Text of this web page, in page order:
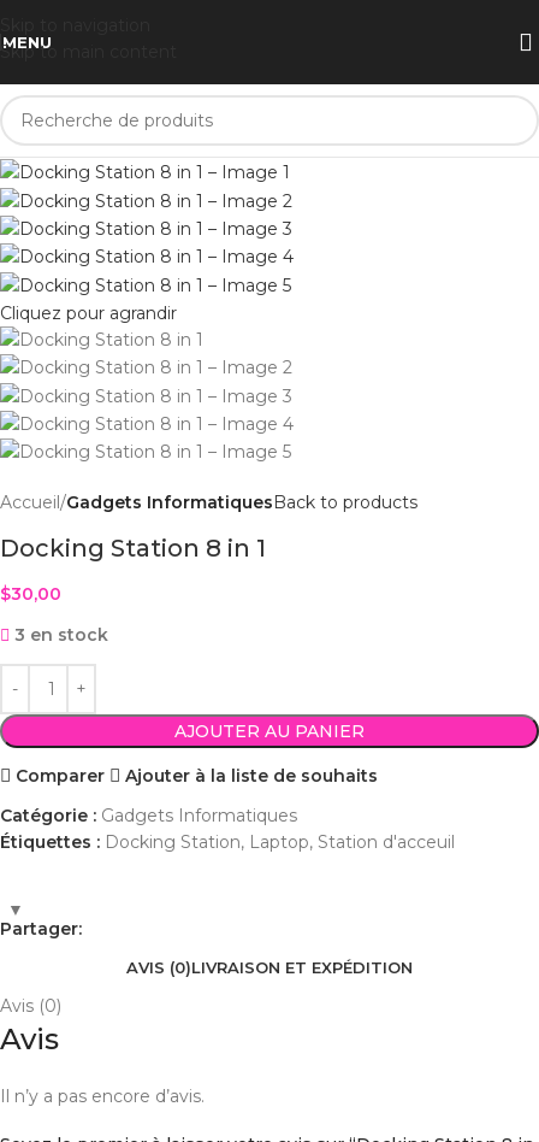
Skip to main content
MENU
Cliquez pour agrandir
Accueil Gadgets InformatiquesBack to products
Docking Station 8 in 1
$30,00
3 en stock
AJOUTER AU PANIER
Comparer
Ajouter à la liste de souhaits
Catégorie : Gadgets Informatiques
Étiquettes : Docking Station, Laptop, Station d'acceuil
Partager:
AVIS (0)LIVRAISON ET EXPÉDITION
Avis (0)
Avis
Il n’y a pas encore d’avis.